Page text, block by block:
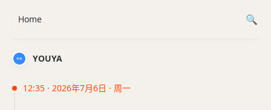
YOUYA
12:35 · 2026年7月6日 · 周一
Home